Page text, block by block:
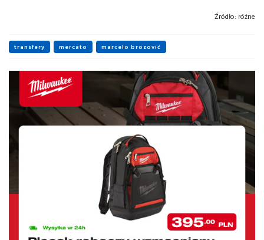
Źródło: różne
transfery mercato marcelo brozović